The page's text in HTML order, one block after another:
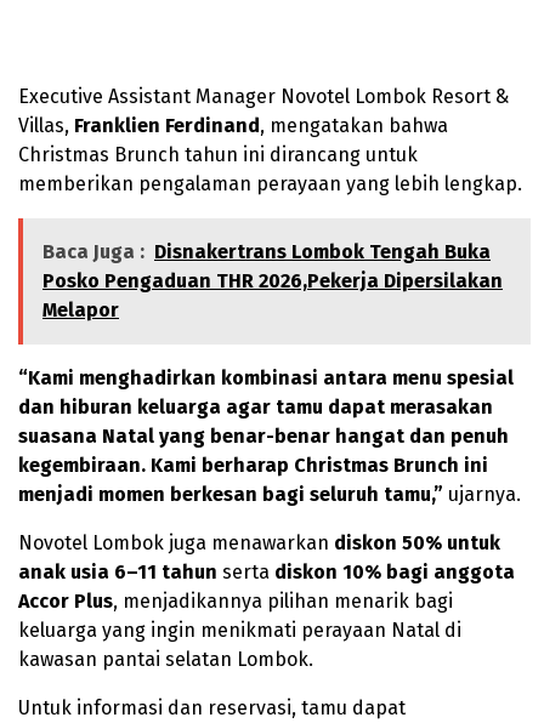
Executive Assistant Manager Novotel Lombok Resort &
Villas, Franklien Ferdinand, mengatakan bahwa
Christmas Brunch tahun ini dirancang untuk
memberikan pengalaman perayaan yang lebih lengkap.
Baca Juga : Disnakertrans Lombok Tengah Buka
Posko Pengaduan THR 2026,Pekerja Dipersilakan
Melapor
“Kami menghadirkan kombinasi antara menu spesial
dan hiburan keluarga agar tamu dapat merasakan
suasana Natal yang benar-benar hangat dan penuh
kegembiraan. Kami berharap Christmas Brunch ini
menjadi momen berkesan bagi seluruh tamu,” ujarnya.
Novotel Lombok juga menawarkan diskon 50% untuk
anak usia 6–11 tahun serta diskon 10% bagi anggota
Accor Plus, menjadikannya pilihan menarik bagi
keluarga yang ingin menikmati perayaan Natal di
kawasan pantai selatan Lombok.
Untuk informasi dan reservasi, tamu dapat